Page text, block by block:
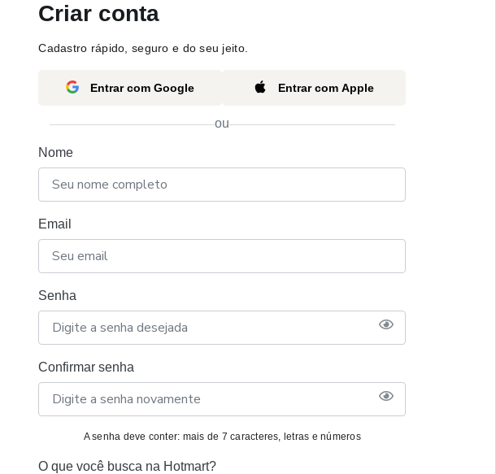
Criar conta
Cadastro rápido, seguro e do seu jeito.
Entrar com Google Entrar com Apple
ou
Nome
Email
Senha
Confirmar senha
A senha deve conter: mais de 7 caracteres, letras e números
O que você busca na Hotmart?